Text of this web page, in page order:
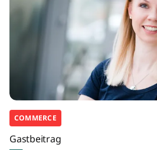
COMMERCE
Gastbeitrag